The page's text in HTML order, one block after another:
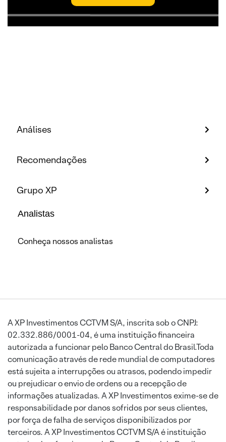
Análises
Recomendações
Grupo XP
Analistas
Conheça nossos analistas
A XP Investimentos CCTVM S/A, inscrita sob o CNPJ:
02.332.886/0001-04, é uma instituição financeira
autorizada a funcionar pelo Banco Central do Brasil.Toda
comunicação através de rede mundial de computadores
está sujeita a interrupções ou atrasos, podendo impedir
ou prejudicar o envio de ordens ou a recepção de
informações atualizadas. A XP Investimentos exime-se de
responsabilidade por danos sofridos por seus clientes,
por força de falha de serviços disponibilizados por
terceiros. A XP Investimentos CCTVM S/A é instituição